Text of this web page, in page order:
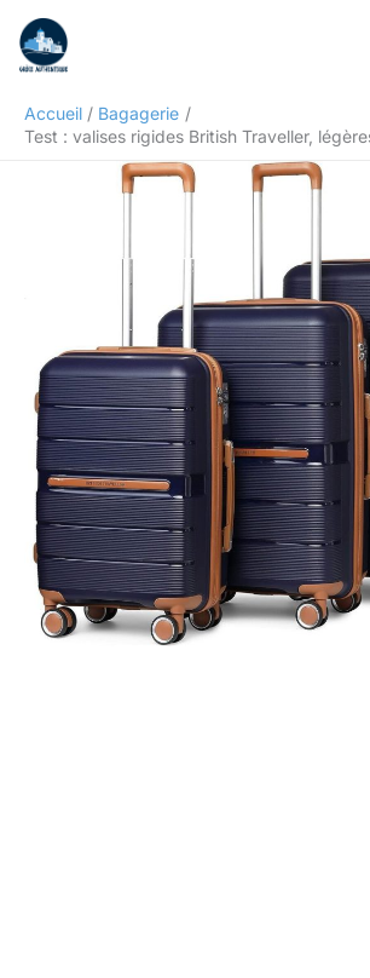
contenu
Accueil
Bagagerie
Test : valises rigides British Traveller,
Rechercher